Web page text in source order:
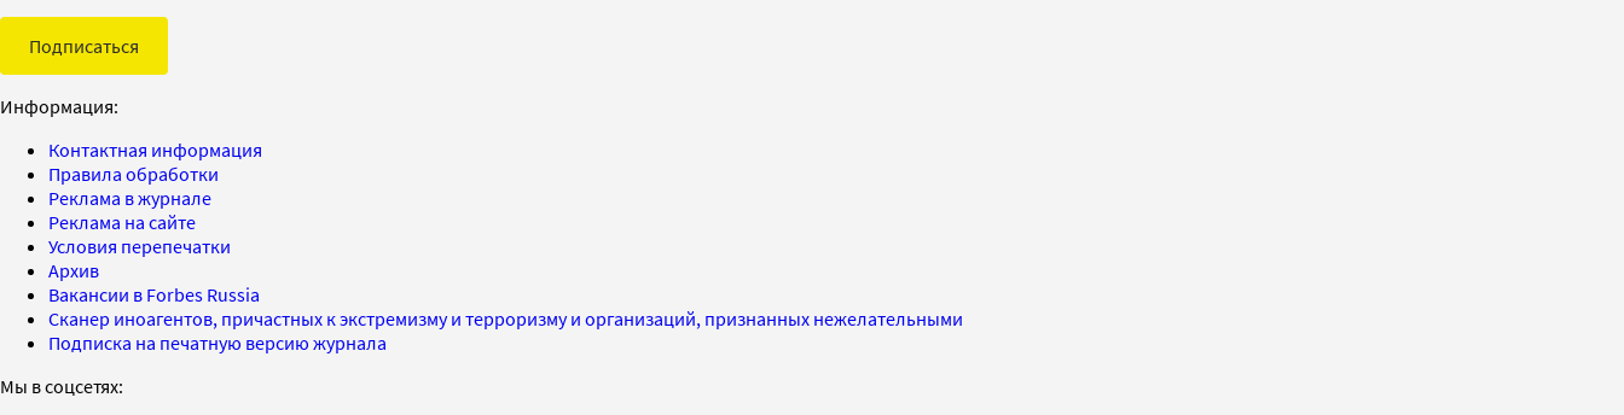
Подписаться
Информация:
Контактная информация
Правила обработки
Реклама в журнале
Реклама на сайте
Условия перепечатки
Архив
Вакансии в Forbes Russia
Сканер иноагентов, причастных к экстремизму и терроризму и организаций, признанных нежелательными
Подписка на печатную версию журнала
Мы в соцсетях: